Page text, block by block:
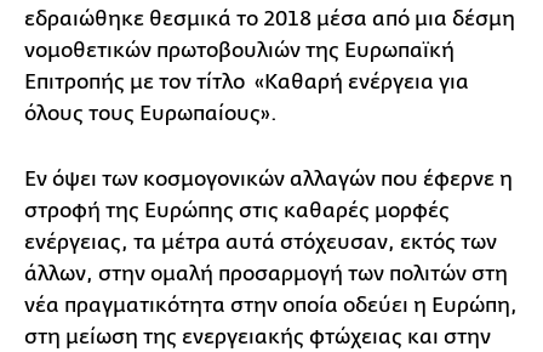
εδραιώθηκε θεσμικά το 2018 μέσα από μια δέσμη
νομοθετικών πρωτοβουλιών της Ευρωπαϊκή
Επιτροπής με τον τίτλο «Καθαρή ενέργεια για
όλους τους Ευρωπαίους».
Εν όψει των κοσμογονικών αλλαγών που έφερνε η
στροφή της Ευρώπης στις καθαρές μορφές
ενέργειας, τα μέτρα αυτά στόχευσαν, εκτός των
άλλων, στην ομαλή προσαρμογή των πολιτών στη
νέα πραγματικότητα στην οποία οδεύει η Ευρώπη,
στη μείωση της ενεργειακής φτώχειας και στην